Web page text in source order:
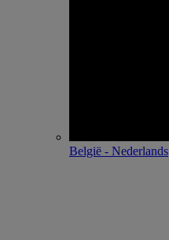
België - Nederlands